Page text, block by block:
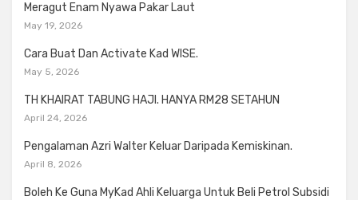
Meragut Enam Nyawa Pakar Laut
May 19, 2026
Cara Buat Dan Activate Kad WISE.
May 5, 2026
TH KHAIRAT TABUNG HAJI. HANYA RM28 SETAHUN
April 24, 2026
Pengalaman Azri Walter Keluar Daripada Kemiskinan.
April 8, 2026
Boleh Ke Guna MyKad Ahli Keluarga Untuk Beli Petrol Subsidi